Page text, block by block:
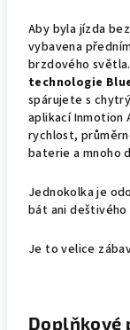
Aby byla jízda
vybavena
brzdového
technologie
spárujete s
aplikací Inmotion
rychlost,
baterie a mnoho
Jednokolka je
bát ani deštivého
Je to velice
Doplňkové